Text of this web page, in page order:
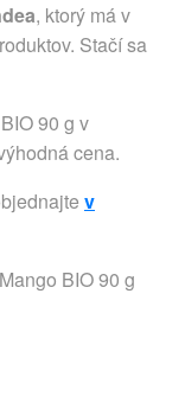
, ktorý má v
Stačí sa
90 g v
cena.
v
BIO 90 g